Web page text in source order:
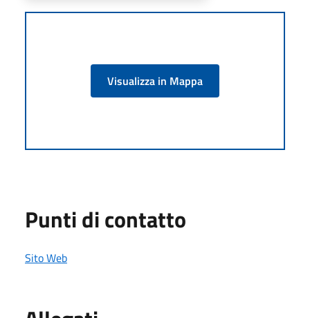
Visualizza in Mappa
Punti di contatto
Sito Web